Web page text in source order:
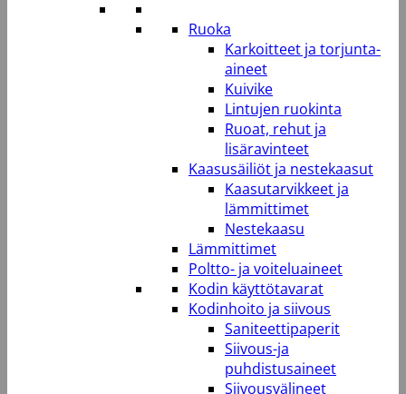
Ruoka
Karkoitteet ja torjunta-
aineet
Kuivike
Lintujen ruokinta
Ruoat, rehut ja
lisäravinteet
Kaasusäiliöt ja nestekaasut
Kaasutarvikkeet ja
lämmittimet
Nestekaasu
Lämmittimet
Poltto- ja voiteluaineet
Kodin käyttötavarat
Kodinhoito ja siivous
Saniteettipaperit
Siivous-ja
puhdistusaineet
Siivousvälineet